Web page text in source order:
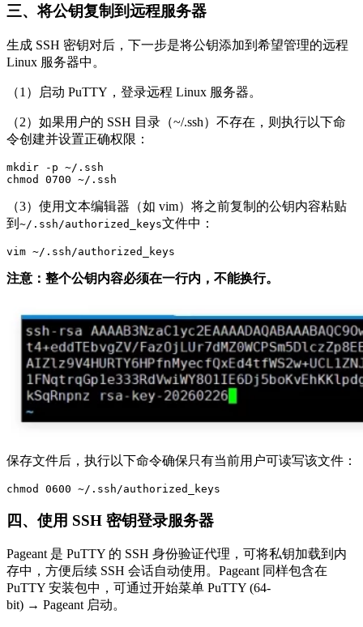
三、将公钥复制到远程服务器
生成 SSH 密钥对后，下一步是将公钥添加到希望管理的远程
Linux 服务器中。
（1）启动 PuTTY，登录远程 Linux 服务器。
（2）如果用户的 SSH 目录（~/.ssh）不存在，则执行以下命
令创建并设置正确权限：
mkdir -p ~/.ssh
chmod 0700 ~/.ssh
（3）使用文本编辑器（如 vim）将之前复制的公钥内容粘贴
到 ~/.ssh/authorized_keys文件中：
vim ~/.ssh/authorized_keys
注意：整个公钥内容必须在一行内，不能换行。
保存文件后，执行以下命令确保只有当前用户可读写该文件：
chmod 0600 ~/.ssh/authorized_keys
四、使用 SSH 密钥登录服务器
Pageant 是 PuTTY 的 SSH 身份验证代理，可将私钥加载到内
存中，方便后续 SSH 会话自动使用。Pageant 同样包含在
PuTTY 安装包中，可通过开始菜单 PuTTY (64-
bit) → Pageant 启动。